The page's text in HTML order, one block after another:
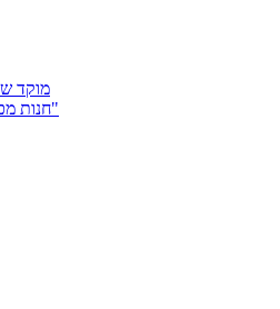
מוקד
חנות מכולת "כשר לך"